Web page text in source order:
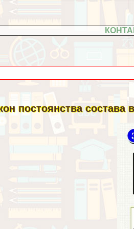
постоянства состава